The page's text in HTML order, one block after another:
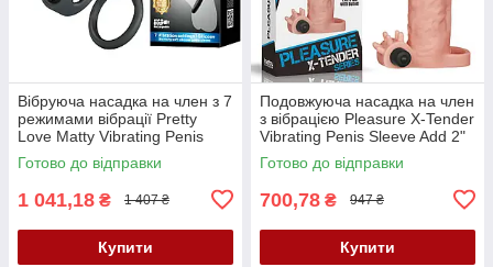
Вібруюча насадка на член з 7
режимами вібрації Pretty
Love Matty Vibrating Penis
Sleeve
Готово до відправки
1 041,18 ₴ 1 407 ₴
Купити
Подовжуюча насадка на член
з вібрацією Pleasure X-Tender
Vibrating Penis Sleeve Add 2"
Flesh
Готово до відправки
700,78 ₴ 947 ₴
Купити